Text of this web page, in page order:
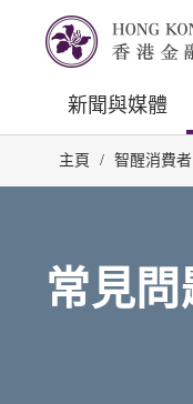
新聞與媒體
主頁 / 智醒消費者
常見問